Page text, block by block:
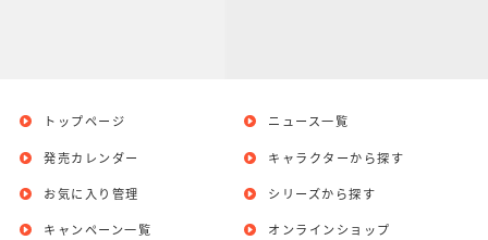
トップページ
発売カレンダー
お気に入り管理
ニュース一覧
キャラクターから探す
シリーズから探す
キャンペーン一覧 オンラインショップ